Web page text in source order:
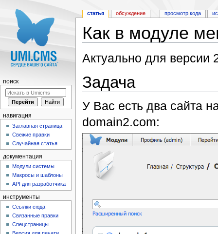
Как в модуле
Актуально для версии
Задача
У Вас есть два сайта
domain2.com:
статья обсуждение просмотр кода
поиск
навигация
Заглавная страница
Свежие правки
Случайная статья
документация
Модули системы
Макросы и шаблоны
API для разработчика
инструменты
Ссылки сюда
Связанные правки
Спецстраницы